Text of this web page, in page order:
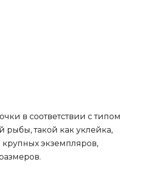
в соответствии с типом
такой как уклейка,
экземпляров,